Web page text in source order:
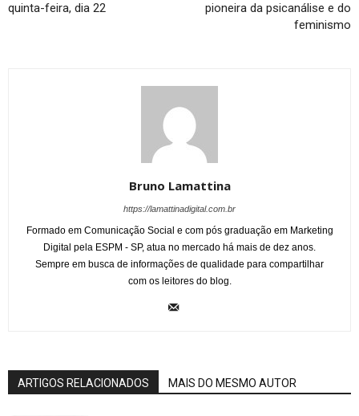
quinta-feira, dia 22
pioneira da psicanálise e do
feminismo
Bruno Lamattina
https://lamattinadigital.com.br
Formado em Comunicação Social e com pós graduação em Marketing
Digital pela ESPM - SP, atua no mercado há mais de dez anos.
Sempre em busca de informações de qualidade para compartilhar
com os leitores do blog.
ARTIGOS RELACIONADOS MAIS DO MESMO AUTOR